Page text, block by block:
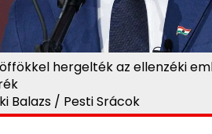
hergelték az ellenzéki
Balazs / Pesti Srácok